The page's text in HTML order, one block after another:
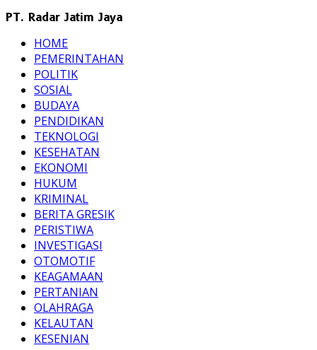
PT. Radar Jatim Jaya
HOME
PEMERINTAHAN
POLITIK
SOSIAL
BUDAYA
PENDIDIKAN
TEKNOLOGI
KESEHATAN
EKONOMI
HUKUM
KRIMINAL
BERITA GRESIK
PERISTIWA
INVESTIGASI
OTOMOTIF
KEAGAMAAN
PERTANIAN
OLAHRAGA
KELAUTAN
KESENIAN